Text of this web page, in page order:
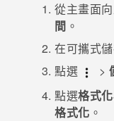
從主畫面
間 。
在可攜式
點選
>
點選格式
格式化 。